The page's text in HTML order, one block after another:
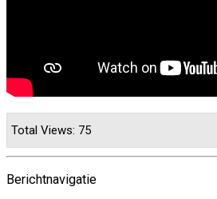
Total Views: 75
Berichtnavigatie